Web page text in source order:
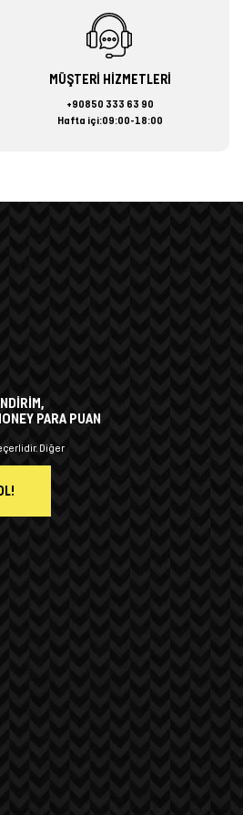
MÜŞTERİ HİZMETLERİ
+90850 333 63 90
Hafta içi:09:00-18:00
PARA PUAN
Diğer